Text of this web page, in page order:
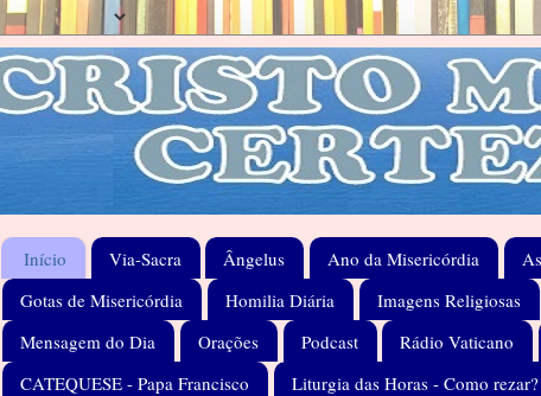
Início Via-Sacra Ângelus Ano da Misericórdia
Gotas de Misericórdia
Homilia Diária Imagens Religiosas
Mensagem do Dia
Orações Podcast Rádio Vaticano
CATEQUESE - Papa Francisco
Liturgia das Horas - Como rezar?